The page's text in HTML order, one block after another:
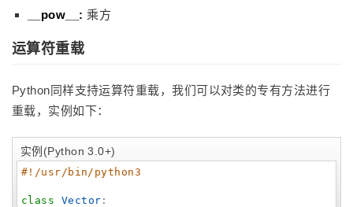
__pow__: 乘方
运算符重载
Python同样支持运算符重载，我们可以对类的专有方法进行
重载，实例如下：
实例(Python 3.0+)
#!/usr/bin/python3
class Vector :